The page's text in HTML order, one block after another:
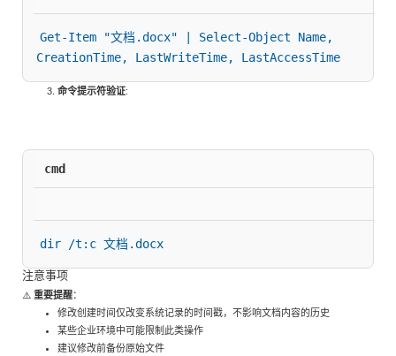
Get-Item "文档.docx" | Select-Object Name,
CreationTime, LastWriteTime, LastAccessTime
命令提示符验证:
cmd
dir /t:c 文档.docx
注意事项
⚠️ 重要提醒：
修改创建时间仅改变系统记录的时间戳，不影响文档内容的历史
某些企业环境中可能限制此类操作
建议修改前备份原始文件